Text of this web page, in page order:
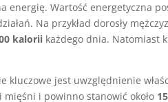
energię. Wartość energetyczna
Na przykład dorosły
kalorii każdego dnia. Natomiast
kluczowe jest uwzględnienie
i powinno stanowić około